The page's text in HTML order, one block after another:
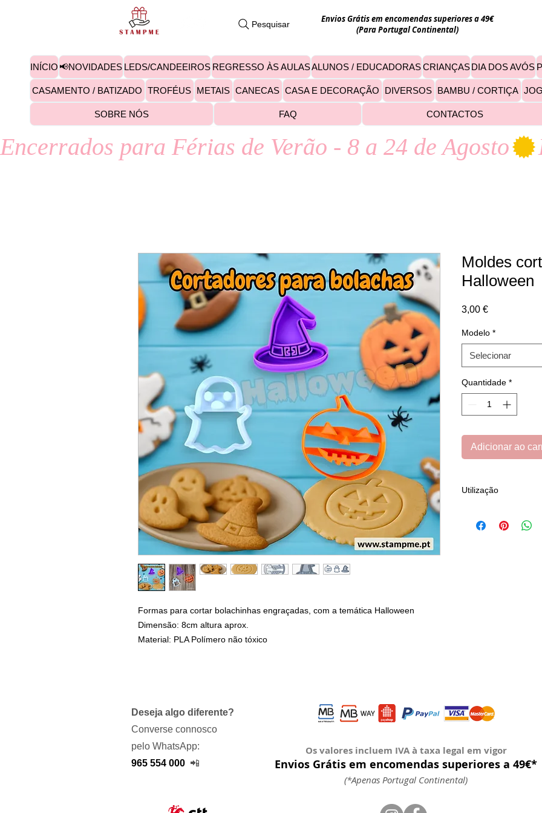
Pesquisar
Envios Grátis em encomendas superiores a 49€
(Para Portugal Continental)
Formas para cortar bolachinhas engraçadas, com a temática Halloween
Dimensão: 8cm altura aprox.
Material: PLA Polímero não tóxico
Moldes
Halloween
3,00 €Preço
Modelo *
Selecionar
Quantidade *
Adicionar ao
Utilização
neutra*, com
INÍCIO 📢NOVIDADES LEDS/CANDEEIROS REGRESSO ÀS AULASALUNOS / EDUCADORASCRIANÇASDIA DOS AVÓS
CASAMENTO / BATIZADO TROFÉUS METAIS CANECAS CASA E DECORAÇÃO DIVERSOS BAMBU / CORTIÇA
SOBRE NÓS FAQ CONTACTOS
Encerrados para Férias de Verão - 8 a 24 de Agosto
Deseja algo diferente?
Converse connosco
pelo WhatsApp:
965 554 000 📲
Os valores incluem IVA à taxa legal em vigor
Envios Grátis em encomendas superiores a 49€*
(*Apenas Portugal Continental)